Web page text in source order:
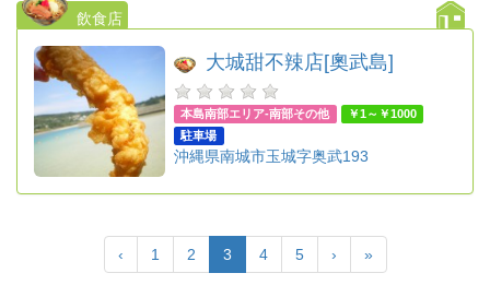
飲食店
大城甜不辣店[奧武島]
本島南部エリア-南部その他
￥1～￥1000
駐車場
沖縄県南城市玉城字奥武193
‹ 1 2 3 4 5 › »